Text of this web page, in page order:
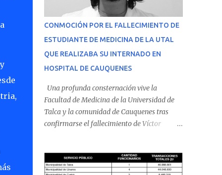
CONMOCIÓN POR EL FALLECIMIENTO DE
ESTUDIANTE DE MEDICINA DE LA UTAL
QUE REALIZABA SU INTERNADO EN
HOSPITAL DE CAUQUENES
Una profunda consternación vive la
Facultad de Medicina de la Universidad de
Talca y la comunidad de Cauquenes tras
confirmarse el fallecimiento de Víctor
Cauquenes. De acuerdo con los antecedentes
conocidos, el joven se presentó a cumplir su